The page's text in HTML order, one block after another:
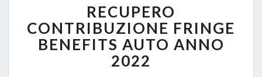
CONTRIBUZIONE
FRINGE
BENEFITS
AUTO
ANNO
RECUPERO
CONTRIBUZIONE FRINGE
BENEFITS AUTO ANNO
2022